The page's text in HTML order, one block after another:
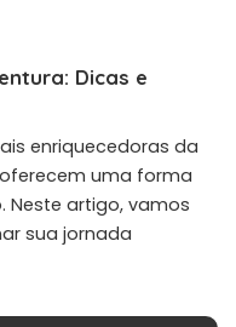
Dicas e
enriquecedoras da
oferecem uma forma
Neste artigo, vamos
sua jornada